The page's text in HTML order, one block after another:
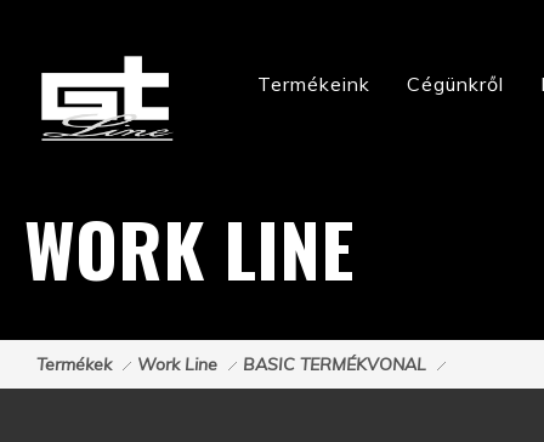
Termékeink Cégünkről
WORK LINE
Termékek Work Line BASIC TERMÉKVONAL